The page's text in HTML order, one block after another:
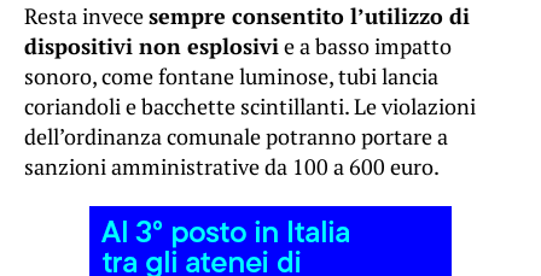
Resta invecesempre consentito l’utilizzo di
dispositivi non esplosivie a basso impatto
sonoro, come fontane luminose, tubi lancia
coriandoli e bacchette scintillanti. Le violazioni
dell’ordinanza comunale potranno portare a
sanzioni amministrative da 100 a 600 euro.